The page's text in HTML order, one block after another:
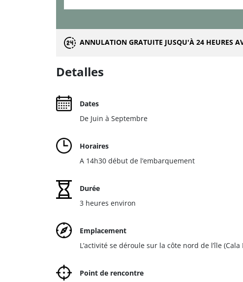
ANNULATION GRATUITE JUSQU'À 24 HEURES
Detalles
Dates
De Juin à Septembre
Horaires
A 14h30 début de l’embarquement
Durée
3 heures environ
Emplacement
L’activité se déroule sur la côte nord de l’île
Point de rencontre